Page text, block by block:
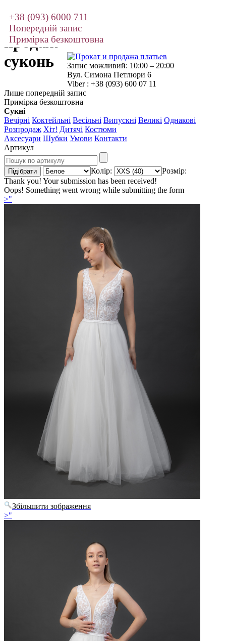
Прокат і
продаж
суконь
+38 (093) 6000 711
Попередній запис
Примірка безкоштовна
Запис можливий: 10:00 – 20:00
Вул. Симона Петлюри 6
Viber : +38 (093) 600 07 11
Лише попередній запис
Примірка безкоштовна
Сукні
Вечірні Коктейльні Весільні Випускні Великі Однакові
Розпродаж Хіт! Дитячі Костюми
Аксесуари Шубки Умови Контакти
Артикул
Колір:
Розмір:
Thank you! Your submission has been received!
Oops! Something went wrong while submitting the form
>"
Збільшити зображення
>"